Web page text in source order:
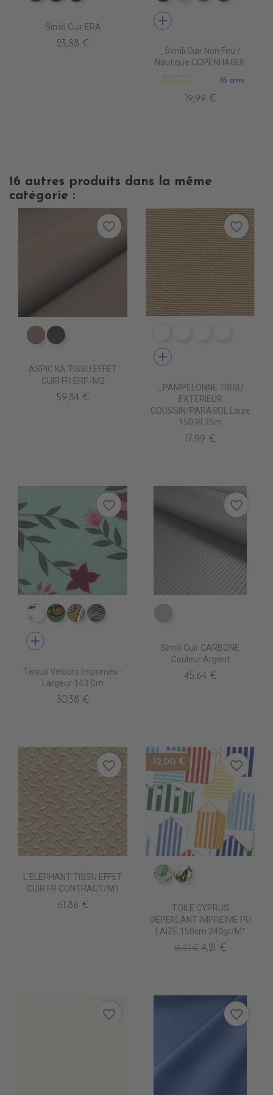
Simili Cuir ERA
23,88 €
add
_Simili Cuir Non Feu /
Nautique COPENHAGUE
16 avis
19,99 €
16 autres produits dans la même
catégorie :
ED0500 TAUPE KA
ED0501 VIENNOIS KA
ASPIC KA TISSU EFFET
CUIR FR ERP/M2
59,84 €
favorite_border
add
_PAMPELONNE TISSU
EXTERIEUR
COUSSIN/PARASOL Laize
150 Rl 25m
17,99 €
favorite_border
IV0110 ALIGARH BLANC
IV0131 KOCHI CIEL
IV0122 NODIA VENITIEN
IV0123 NODIA TAUPE
add
Tissus Velours Imprimés -
Largeur 143 Cm
30,38 €
favorite_border
Simili Cuir CARBONE
Couleur Argent
45,64 €
favorite_border
L'ELEPHANT TISSU EFFET
CUIR FR CONTRACT/M1
61,86 €
favorite_border
IM0805 FAUVE
TOILE CYPRUS
DEPERLANT IMPREIME PU
LAIZE 150cm 240gr/m²
16,21 € 4,21 €
-12,00 € favorite_border
favorite_border favorite_border